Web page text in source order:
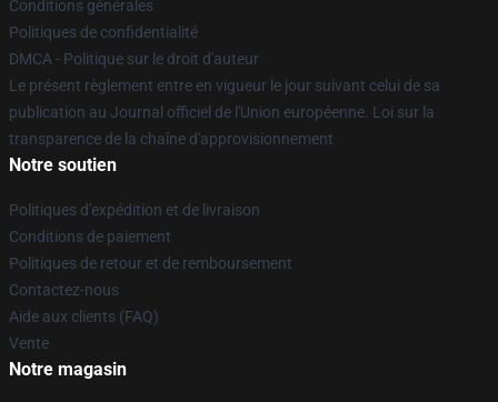
Conditions générales
Politiques de confidentialité
DMCA - Politique sur le droit d'auteur
Le présent règlement entre en vigueur le jour suivant celui de sa
publication au Journal officiel de l'Union européenne. Loi sur la
transparence de la chaîne d'approvisionnement
Notre soutien
Politiques d'expédition et de livraison
Conditions de paiement
Politiques de retour et de remboursement
Contactez-nous
Aide aux clients (FAQ)
Vente
Notre magasin